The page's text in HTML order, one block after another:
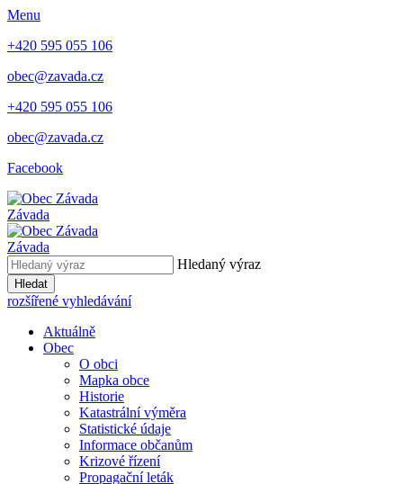
Menu
+420 595 055 106
obec@zavada.cz
+420 595 055 106
obec@zavada.cz
Facebook
Závada
Závada
Hledaný výraz
Hledat
rozšířené vyhledávání
Aktuálně
Obec
O obci
Mapka obce
Historie
Katastrální výměra
Statistické údaje
Informace občanům
Krizové řízení
Propagační leták